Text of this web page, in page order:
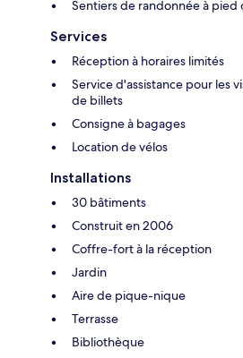
Sentiers de randonnée à pied
Services
Réception à horaires limités
Service d'assistance pour les
de billets
Consigne à bagages
Location de vélos
Installations
30 bâtiments
Construit en 2006
Coffre-fort à la réception
Jardin
Aire de pique-nique
Terrasse
Bibliothèque